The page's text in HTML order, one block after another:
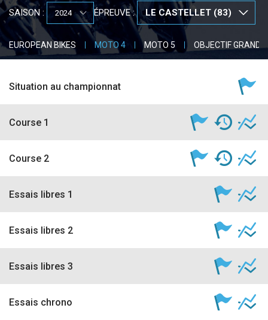
PRESSE
accéder à la billetterie
SAISON : ÉPREUVE :
EUROPEAN BIKES MOTO 4 MOTO 5 OBJECTIF GRAND
Situation au championnat
Course 1
Course 2
Essais libres 1
Essais libres 2
Essais libres 3
Essais chrono